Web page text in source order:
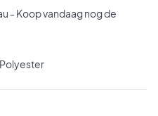
- Koop vandaag nog de